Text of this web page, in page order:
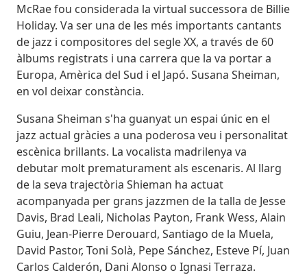
McRae fou considerada la virtual successora de Billie
Holiday. Va ser una de les més importants cantants
de jazz i compositores del segle XX, a través de 60
àlbums registrats i una carrera que la va portar a
Europa, Amèrica del Sud i el Japó. Susana Sheiman,
en vol deixar constància.
Susana Sheiman s'ha guanyat un espai únic en el
jazz actual gràcies a una poderosa veu i personalitat
escènica brillants. La vocalista madrilenya va
debutar molt prematurament als escenaris. Al llarg
de la seva trajectòria Shieman ha actuat
acompanyada per grans jazzmen de la talla de Jesse
Davis, Brad Leali, Nicholas Payton, Frank Wess, Alain
Guiu, Jean-Pierre Derouard, Santiago de la Muela,
David Pastor, Toni Solà, Pepe Sánchez, Esteve Pí, Juan
Carlos Calderón, Dani Alonso o Ignasi Terraza.